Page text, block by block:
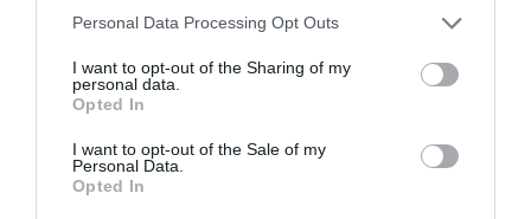
Please note that this website/app uses one or more Google
not limited to your visit or usage behaviour. You may click to
grant or deny consent to Google and its third-party tags to
use your data for below specified purposes in below Google
consent section.
Personal Data Processing Opt Outs
I want to opt-out of the Sharing of my
personal data.
Opted In
I want to opt-out of the Sale of my
Personal Data.
Opted In